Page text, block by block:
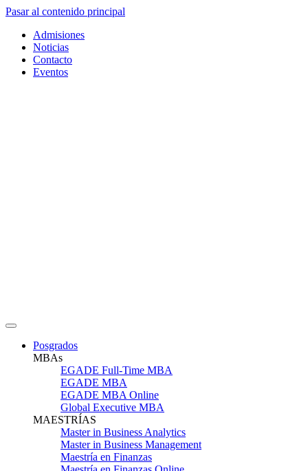
Pasar al contenido principal
Admisiones
Noticias
Contacto
Eventos
Posgrados
MBAs
EGADE Full-Time MBA
EGADE MBA
EGADE MBA Online
Global Executive MBA
MAESTRÍAS
Master in Business Analytics
Master in Business Management
Maestría en Finanzas